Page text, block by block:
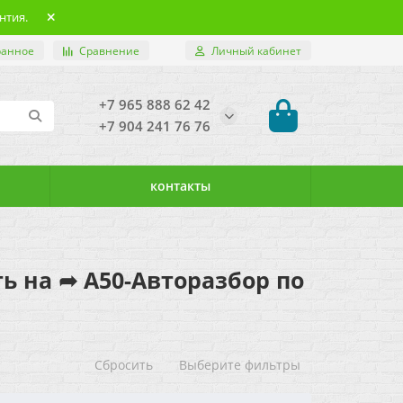
Сравнение Личный кабинет
+7 965 888 62 42
+7 904 241 76 76
контакты
на ➦ А50-Авторазбор по
Сбросить Выберите фильтры